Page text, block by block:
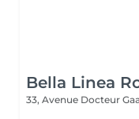
Bella Linea
33, Avenue Docteur